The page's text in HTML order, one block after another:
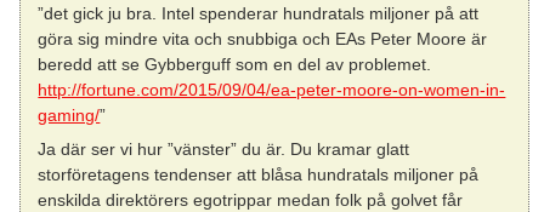
”det gick ju bra. Intel spenderar hundratals miljoner på att
göra sig mindre vita och snubbiga och EAs Peter Moore är
beredd att se Gybberguff som en del av problemet.
http://fortune.com/2015/09/04/ea-peter-moore-on-women-in-
gaming/”
Ja där ser vi hur ”vänster” du är. Du kramar glatt
storföretagens tendenser att blåsa hundratals miljoner på
enskilda direktörers egotrippar medan folk på golvet får